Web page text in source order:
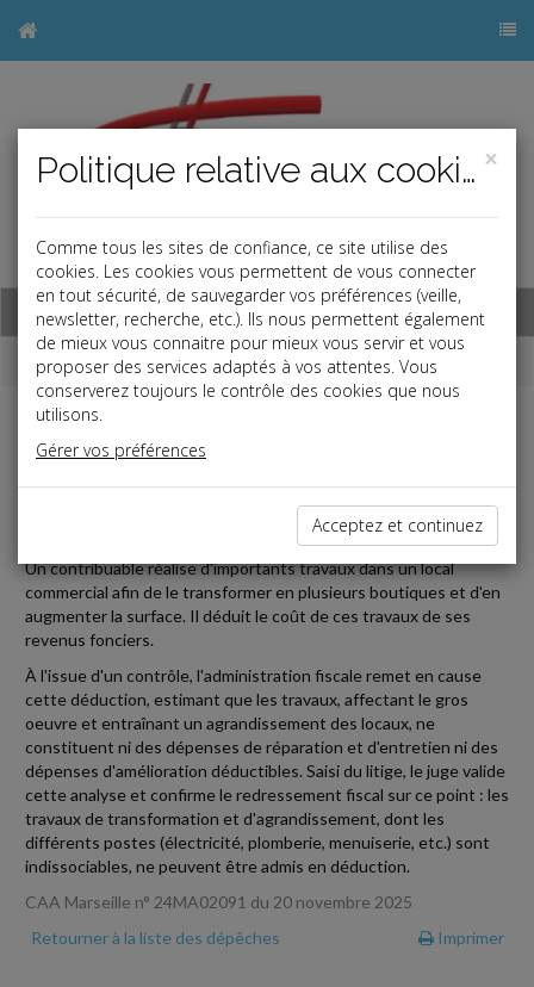
Base documentaire
Dépêches
Fiscal TPE
REVENUS FONCIERS ET TRAVAUX
Un contribuable réalise d'importants travaux dans un local
commercial afin de le transformer en plusieurs boutiques et d'en
augmenter la surface. Il déduit le coût de ces travaux de ses
revenus fonciers.
À l'issue d'un contrôle, l'administration fiscale remet en cause
cette déduction, estimant que les travaux, affectant le gros
oeuvre et entraînant un agrandissement des locaux, ne
constituent ni des dépenses de réparation et d'entretien ni des
dépenses d'amélioration déductibles. Saisi du litige, le juge valide
cette analyse et confirme le redressement fiscal sur ce point : les
travaux de transformation et d'agrandissement, dont les
différents postes (électricité, plomberie, menuiserie, etc.) sont
indissociables, ne peuvent être admis en déduction.
CAA Marseille n° 24MA02091 du 20 novembre 2025
Retourner à la liste des dépêches
Imprimer
×
Politique relative aux cookies
Comme tous les sites de confiance, ce site utilise des
cookies. Les cookies vous permettent de vous connecter
en tout sécurité, de sauvegarder vos préférences (veille,
newsletter, recherche, etc.). Ils nous permettent également
de mieux vous connaitre pour mieux vous servir et vous
proposer des services adaptés à vos attentes. Vous
conserverez toujours le contrôle des cookies que nous
utilisons.
Gérer vos préférences
Acceptez et continuez